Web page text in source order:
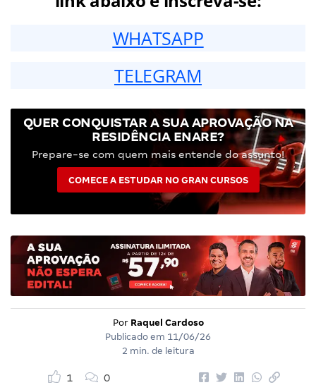
WHATSAPP
TELEGRAM
QUER CONQUISTAR A SUA APROVAÇÃO NA
RESIDÊNCIA ENARE?
Prepare-se com quem mais entende do assunto!
COMECE A ESTUDAR NO GRAN CURSOS
Por Raquel Cardoso
Publicado em 11/06/26
2 min. de leitura
1 0